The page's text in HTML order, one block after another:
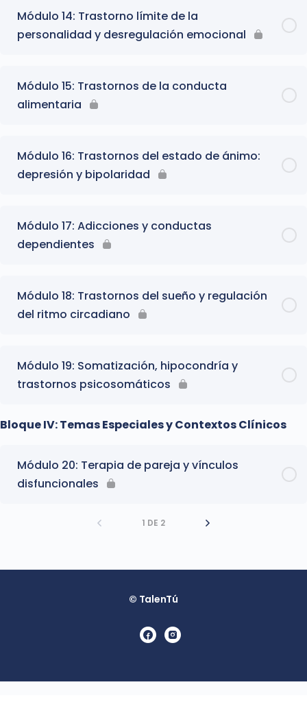
Módulo 14: Trastorno límite de la
personalidad y desregulación emocional
Módulo 15: Trastornos de la conducta
alimentaria
Módulo 16: Trastornos del estado de ánimo:
depresión y bipolaridad
Módulo 17: Adicciones y conductas
dependientes
Módulo 18: Trastornos del sueño y regulación
del ritmo circadiano
Módulo 19: Somatización, hipocondría y
trastornos psicosomáticos
Bloque IV: Temas Especiales y Contextos Clínicos
Módulo 20: Terapia de pareja y vínculos
disfuncionales
1 DE 2
© TalenTú